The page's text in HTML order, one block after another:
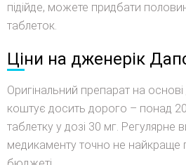
підійде, можете придбати
таблеток.
Ціни на дженерік
Оригінальний препарат на
коштує досить дорого – понад
таблетку у дозі 30 мг. Регулярне
медикаменту точно не найкраще